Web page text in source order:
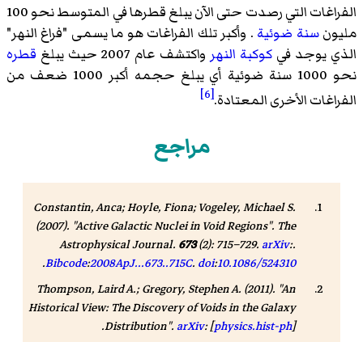
الفراغات التي رصدت حتى الآن يبلغ قطرها في المتوسط نحو 100
مليونسنة ضوئية . وأكبر تلك الفراغات هو ما يسمى "فراغ النهر"
الذي يوجد فيكوكبة النهر واكتشف عام 2007 حيث يبلغ
قطره
نحو 1000 سنة ضوئية أي يبلغ حجمه أكبر 1000 ضعف من
الفراغات الأخرى المعتادة.[6]
مراجع
Constantin, Anca; Hoyle, Fiona; Vogeley, Michael S.
(2007). "Active Galactic Nuclei in Void Regions". The
Astrophysical Journal. 673(2): 715–729. arXiv:.
Bibcode:2008ApJ...673..715C. doi:10.1086/524310
.
Thompson, Laird A.; Gregory, Stephen A. (2011). "An
Historical View: The Discovery of Voids in the Galaxy
Distribution". arXiv: [physics.hist-ph].